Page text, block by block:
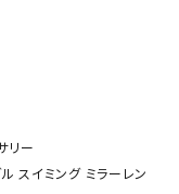
リー
スイミング ミラーレン